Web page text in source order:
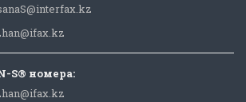
S® номера: